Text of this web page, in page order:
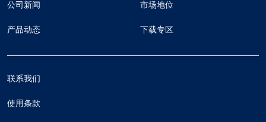
公司新闻
产品动态
市场地位
下载专区
联系我们
使用条款